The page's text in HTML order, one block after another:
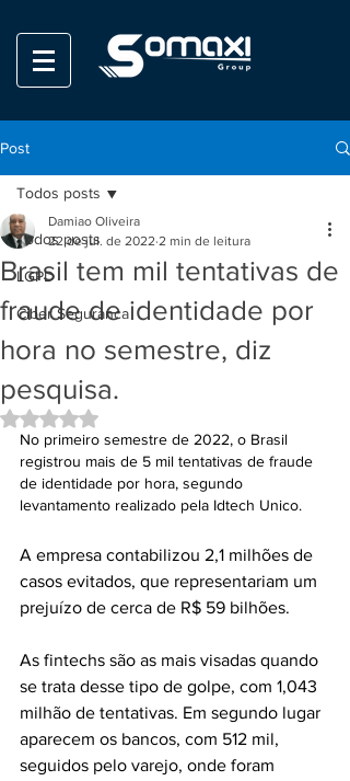
Post
Todos posts
LGPD
Ciber Seguranca
Todos posts
Brasil tem mil tentativas de
fraude de identidade por
hora no semestre, diz
pesquisa.
Damiao Oliveira
22 de jul. de 2022 2 min de leitura
Avaliado com NaN de 5 estrelas.
No primeiro semestre de 2022, o Brasil
registrou mais de 5 mil tentativas de fraude
de identidade por hora, segundo
levantamento realizado pela Idtech Unico.
A empresa contabilizou 2,1 milhões de
casos evitados, que representariam um
prejuízo de cerca de R$ 59 bilhões.
As fintechs são as mais visadas quando
se trata desse tipo de golpe, com 1,043
milhão de tentativas. Em segundo lugar
aparecem os bancos, com 512 mil,
seguidos pelo varejo, onde foram